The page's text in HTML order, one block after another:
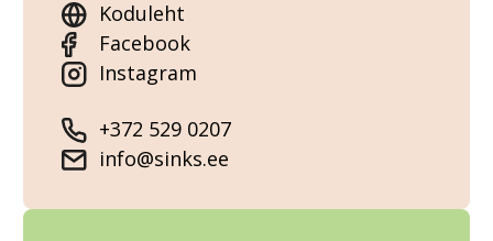
Koduleht
Facebook
Instagram
+372 529 0207
info@sinks.ee